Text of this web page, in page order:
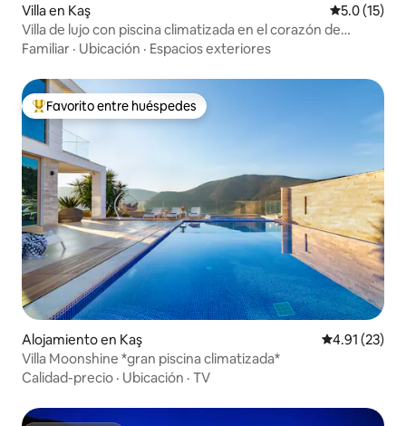
Villa en Kaş Calificación
5.0 (15)
Villa de lujo con piscina climatizada en el corazón de
Kalkan
Familiar · Ubicación · Espacios exteriores
Favorito entre huéspedes preferido
Favorito entre huéspedes
Alojamiento en Kaş Calificación
4.91 (23)
Villa Moonshine *gran piscina climatizada*
Calidad-precio · Ubicación · TV